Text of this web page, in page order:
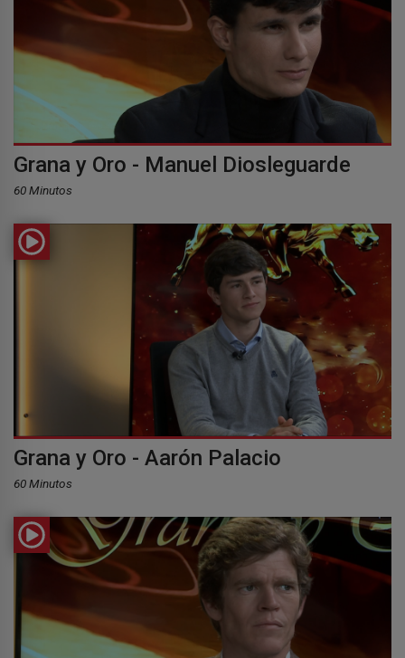
Grana y Oro - Manuel Diosleguarde
60 Minutos
Grana y Oro - Aarón Palacio
60 Minutos